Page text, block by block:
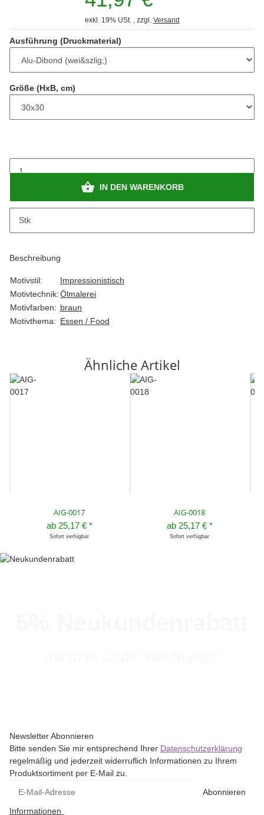
exkl. 19% USt. , zzgl. Versand
Ausführung (Druckmaterial)
Größe (HxB, cm)
Stk
IN DEN WARENKORB
Beschreibung
Motivstil:
Impressionistisch
Motivtechnik:Ölmalerei
Motivfarben: braun
Motivthema: Essen / Food
Ähnliche Artikel
AIG-0017
ab 25,17 € *
Sofort verfügbar
AIG-0018
ab 25,17 € *
Sofort verfügbar
Newsletter Abonnieren
Bitte senden Sie mir entsprechend Ihrer Datenschutzerklärung
regelmäßig und jederzeit widerruflich Informationen zu Ihrem
Produktsortiment per E-Mail zu.
Abonnieren
Informationen